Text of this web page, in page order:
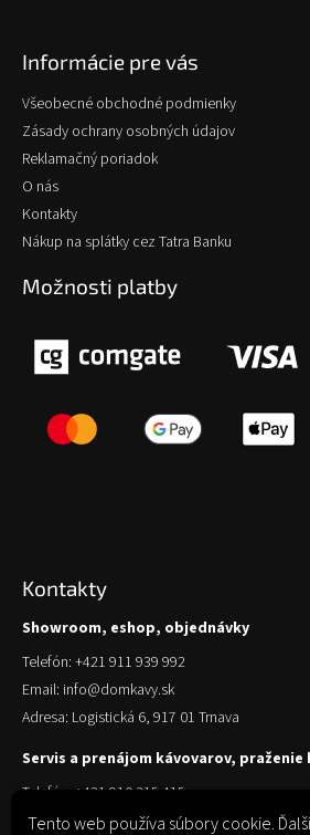
Tento web používa súbory cookie.
Informácie pre vás
Všeobecné obchodné podmienky
Zásady ochrany osobných údajov
Reklamačný poriadok
O nás
Kontakty
Nákup na splátky cez Tatra Banku
Možnosti platby
Kontakty
Showroom, eshop, objednávky
Telefón: +421 911 939 992
Email: info@domkavy.sk
Adresa: Logistická 6, 917 01 Trnava
Servis a prenájom kávovarov, praženie
Telefón: +421 910 315 415
Email: obchod@domkavy.sk